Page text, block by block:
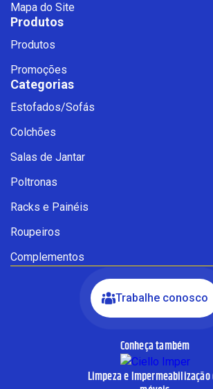
INICIAR CONVERSA
Ao informar meus dados, eu concordo com
Mapa do Site
Produtos
Produtos
Promoções
Categorias
Estofados/Sofás
Colchões
Salas de Jantar
Poltronas
Racks e Painéis
Roupeiros
Complementos
Trabalhe conosco
Conheça também
Limpeza e Impermeabilização